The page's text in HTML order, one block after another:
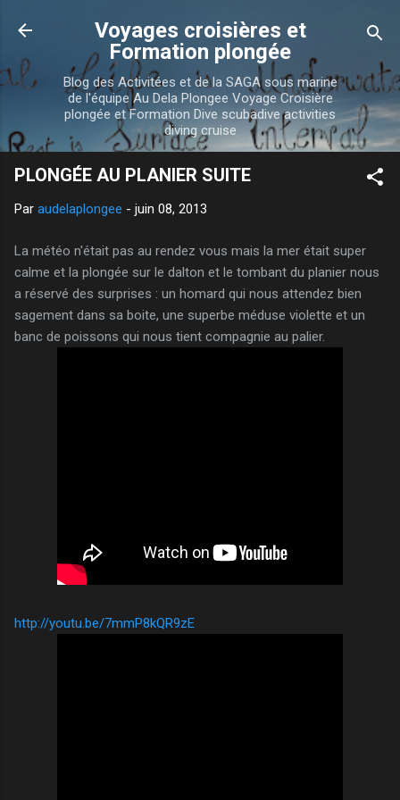
Accéder au contenu principal
Voyages croisières et
Formation plongée
Blog des Activitées et de la SAGA sous marine
de l'équipe Au Dela Plongee Voyage Croisière
plongée et Formation Dive scubadive activities
diving cruise
PLONGÉE AU PLANIER SUITE
Par audelaplongee - juin 08, 2013
La météo n'était pas au rendez vous mais la mer était super
calme et la plongée sur le dalton et le tombant du planier nous
a réservé des surprises : un homard qui nous attendez bien
sagement dans sa boite, une superbe méduse violette et un
banc de poissons qui nous tient compagnie au palier.
http://youtu.be/7mmP8kQR9zE